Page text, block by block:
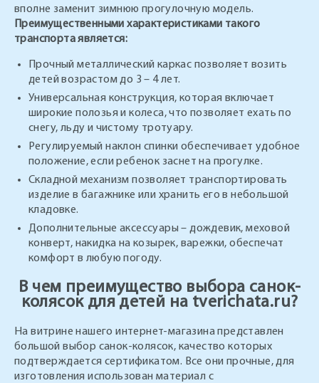
вполне заменит зимнюю прогулочную модель.
Преимущественными характеристиками такого
транспорта является:
Прочный металлический каркас позволяет возить
детей возрастом до 3 – 4 лет.
Универсальная конструкция, которая включает
широкие полозья и колеса, что позволяет ехать по
снегу, льду и чистому тротуару.
Регулируемый наклон спинки обеспечивает удобное
положение, если ребенок заснет на прогулке.
Складной механизм позволяет транспортировать
изделие в багажнике или хранить его в небольшой
кладовке.
Дополнительные аксессуары – дождевик, меховой
конверт, накидка на козырек, варежки, обеспечат
комфорт в любую погоду.
В чем преимущество выбора санок-
колясок для детей на tverichata.ru?
На витрине нашего интернет-магазина представлен
большой выбор санок-колясок, качество которых
подтверждается сертификатом. Все они прочные, для
изготовления использован материал с